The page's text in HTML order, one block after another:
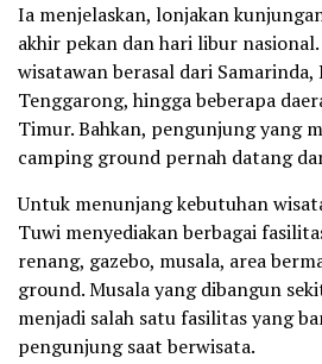
Ia menjelaskan, lonjakan
akhir pekan dan hari libur nasional.
wisatawan berasal dari Samarinda,
Tenggarong, hingga beberapa
Timur. Bahkan, pengunjung yang
camping ground pernah datang
Untuk menunjang kebutuhan
Tuwi menyediakan berbagai
renang, gazebo, musala, area
ground. Musala yang dibangun
menjadi salah satu fasilitas yang
pengunjung saat berwisata.